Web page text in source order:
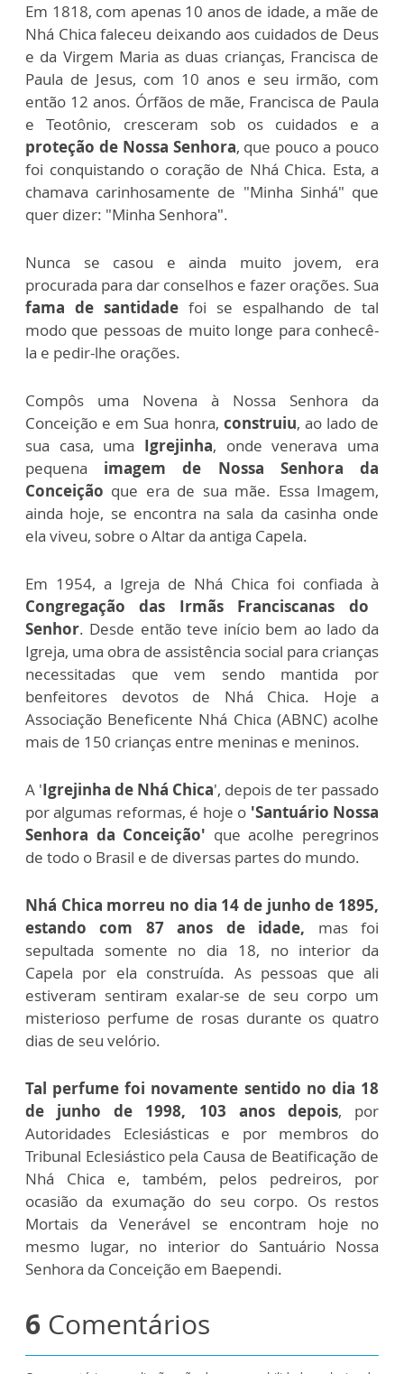
Em 1818, com apenas 10 anos de idade, a mãe de
Nhá Chica faleceu deixando aos cuidados de Deus
e da Virgem Maria as duas crianças, Francisca de
Paula de Jesus, com 10 anos e seu irmão, com
então 12 anos. Órfãos de mãe, Francisca de Paula
e Teotônio, cresceram sob os cuidados e a
proteção de Nossa Senhora, que pouco a pouco
foi conquistando o coração de Nhá Chica. Esta, a
chamava carinhosamente de "Minha Sinhá" que
quer dizer: "Minha Senhora".
Nunca se casou e ainda muito jovem, era
procurada para dar conselhos e fazer orações. Sua
fama de santidade foi se espalhando de tal
modo que pessoas de muito longe para conhecê-
la e pedir-lhe orações.
Compôs uma Novena à Nossa Senhora da
Conceição e em Sua honra, construiu, ao lado de
sua casa, uma Igrejinha, onde venerava uma
pequena imagem de Nossa Senhora da
Conceição que era de sua mãe. Essa Imagem,
ainda hoje, se encontra na sala da casinha onde
ela viveu, sobre o Altar da antiga Capela.
Em 1954, a Igreja de Nhá Chica foi confiada à
Congregação das Irmãs Franciscanas do
Senhor. Desde então teve início bem ao lado da
Igreja, uma obra de assistência social para crianças
necessitadas que vem sendo mantida por
benfeitores devotos de Nhá Chica. Hoje a
Associação Beneficente Nhá Chica (ABNC) acolhe
mais de 150 crianças entre meninas e meninos.
A 'Igrejinha de Nhá Chica', depois de ter passado
por algumas reformas, é hoje o 'Santuário Nossa
Senhora da Conceição' que acolhe peregrinos
de todo o Brasil e de diversas partes do mundo.
Nhá Chica morreu no dia 14 de junho de 1895,
estando com 87 anos de idade, mas foi
sepultada somente no dia 18, no interior da
Capela por ela construída. As pessoas que ali
estiveram sentiram exalar-se de seu corpo um
misterioso perfume de rosas durante os quatro
dias de seu velório.
Tal perfume foi novamente sentido no dia 18
de junho de 1998, 103 anos depois, por
Autoridades Eclesiásticas e por membros do
Tribunal Eclesiástico pela Causa de Beatificação de
Nhá Chica e, também, pelos pedreiros, por
ocasião da exumação do seu corpo. Os restos
Mortais da Venerável se encontram hoje no
mesmo lugar, no interior do Santuário Nossa
Senhora da Conceição em Baependi.
6 Comentários